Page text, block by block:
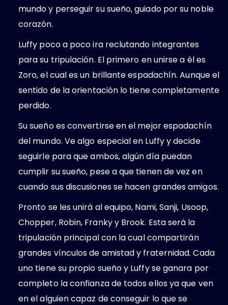
mundo y perseguir su sueño, guiado por su noble
corazón.
Luffy poco a poco ira reclutando integrantes
para su tripulación. El primero en unirse a él es
Zoro, el cual es un brillante espadachín. Aunque el
sentido de la orientación lo tiene completamente
perdido.
Su sueño es convertirse en el mejor espadachín
del mundo. Ve algo especial en Luffy y decide
seguirle para que ambos, algún día puedan
cumplir su sueño, pese a que tienen de vez en
cuando sus discusiones se hacen grandes amigos.
Pronto se les unirá al equipo, Nami, Sanji, Usoop,
Chopper, Robin, Franky y Brook. Esta será la
tripulación principal con la cual compartirán
grandes vínculos de amistad y fraternidad. Cada
uno tiene su propio sueño y Luffy se ganara por
completo la confianza de todos ellos ya que ven
en el alguien capaz de conseguir lo que se